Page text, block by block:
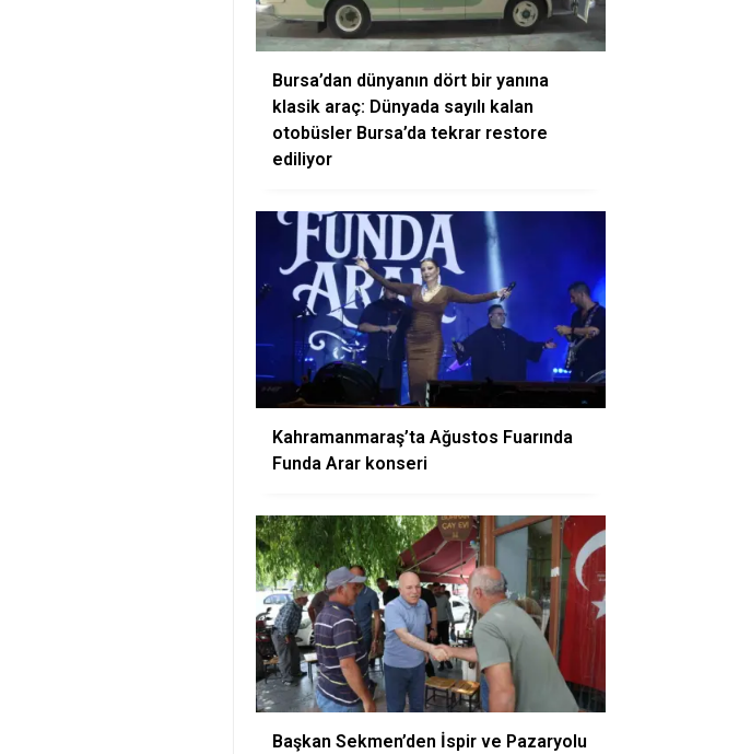
Bursa’dan dünyanın dört bir yanına
klasik araç: Dünyada sayılı kalan
otobüsler Bursa’da tekrar restore
ediliyor
Kahramanmaraş’ta Ağustos Fuarında
Funda Arar konseri
Başkan Sekmen’den İspir ve Pazaryolu